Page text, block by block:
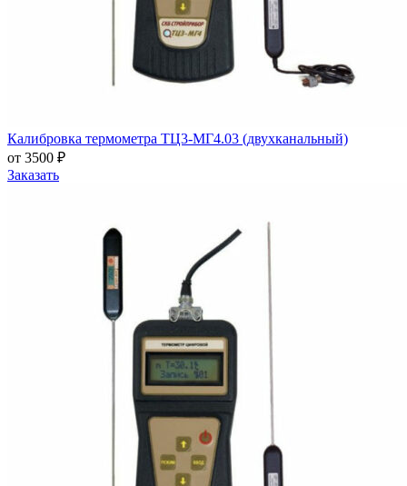
Калибровка термометра ТЦ3-МГ4.03 (двухканальный)
от 3500 ₽
Заказать